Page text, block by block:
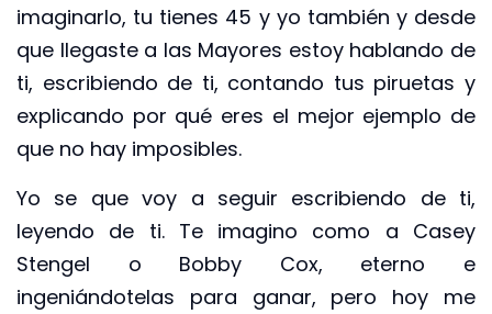
imaginarlo, tu tienes 45 y yo también y desde
que llegaste a las Mayores estoy hablando de
ti, escribiendo de ti, contando tus piruetas y
explicando por qué eres el mejor ejemplo de
que no hay imposibles.
Yo se que voy a seguir escribiendo de ti,
leyendo de ti. Te imagino como a Casey
Stengel o Bobby Cox, eterno e
ingeniándotelas para ganar, pero hoy me